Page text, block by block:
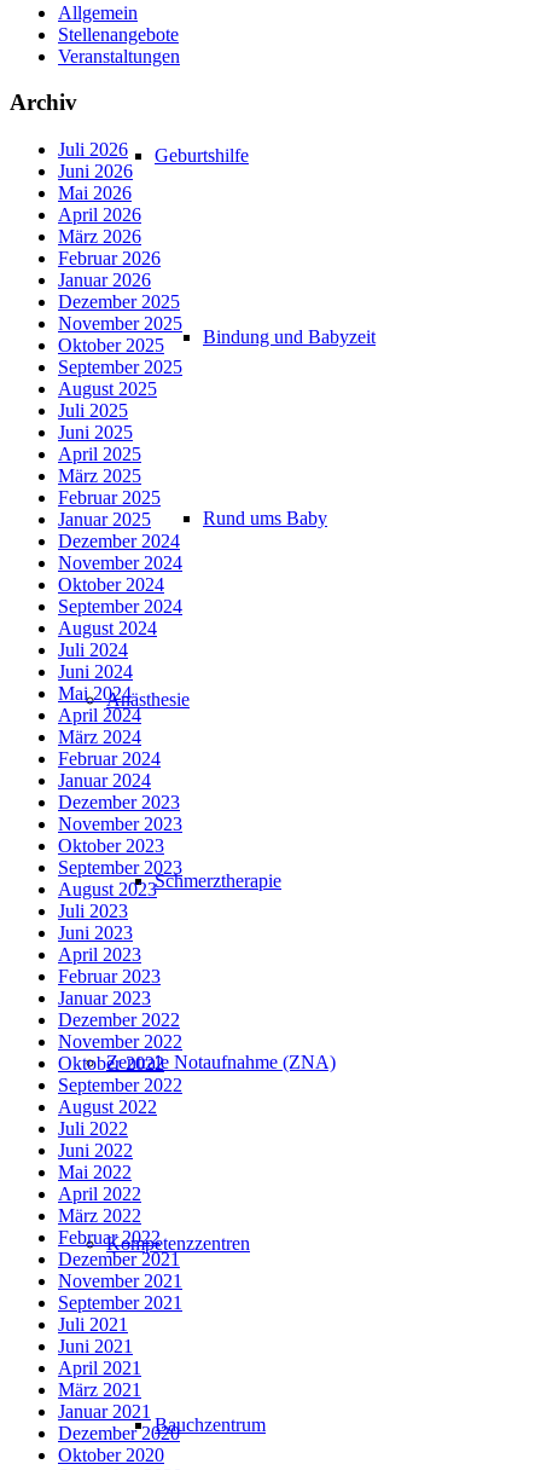
Geburtshilfe
Bindung und Babyzeit
Rund ums Baby
Anästhesie
Schmerztherapie
Zentrale Notaufnahme (ZNA)
Kompetenzzentren
Bauchzentrum
Allgemein
Stellenangebote
Veranstaltungen
Archiv
Juli 2026
Juni 2026
Mai 2026
April 2026
März 2026
Februar 2026
Januar 2026
Dezember 2025
November 2025
Oktober 2025
September 2025
August 2025
Juli 2025
Juni 2025
April 2025
März 2025
Februar 2025
Januar 2025
Dezember 2024
November 2024
Oktober 2024
September 2024
August 2024
Juli 2024
Juni 2024
Mai 2024
April 2024
März 2024
Februar 2024
Januar 2024
Dezember 2023
November 2023
Oktober 2023
September 2023
August 2023
Juli 2023
Juni 2023
April 2023
Februar 2023
Januar 2023
Dezember 2022
November 2022
Oktober 2022
September 2022
August 2022
Juli 2022
Juni 2022
Mai 2022
April 2022
März 2022
Februar 2022
Dezember 2021
November 2021
September 2021
Juli 2021
Juni 2021
April 2021
März 2021
Januar 2021
Dezember 2020
Oktober 2020